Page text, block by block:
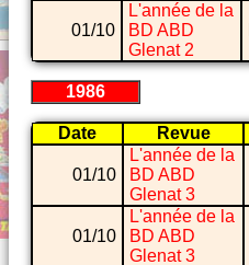
01/10
L'année de la
BD ABD
Glenat 2
1986
Date Revue
01/10
L'année de la
BD ABD
Glenat 3
01/10
L'année de la
BD ABD
Glenat 3